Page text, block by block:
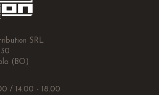
SRL
(BO)
/ 14.00 - 18.00